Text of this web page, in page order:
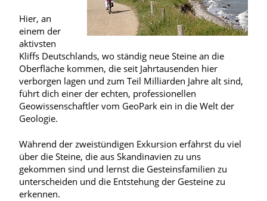
Hier, an
einem der
aktivsten
Kliffs Deutschlands, wo ständig neue Steine an die
Oberfläche kommen, die seit Jahrtausenden hier
verborgen lagen und zum Teil Milliarden Jahre alt sind,
führt dich einer der echten, professionellen
Geowissenschaftler vom GeoPark ein in die Welt der
Geologie.
Während der zweistündigen Exkursion erfährst du viel
über die Steine, die aus Skandinavien zu uns
gekommen sind und lernst die Gesteinsfamilien zu
unterscheiden und die Entstehung der Gesteine zu
erkennen.